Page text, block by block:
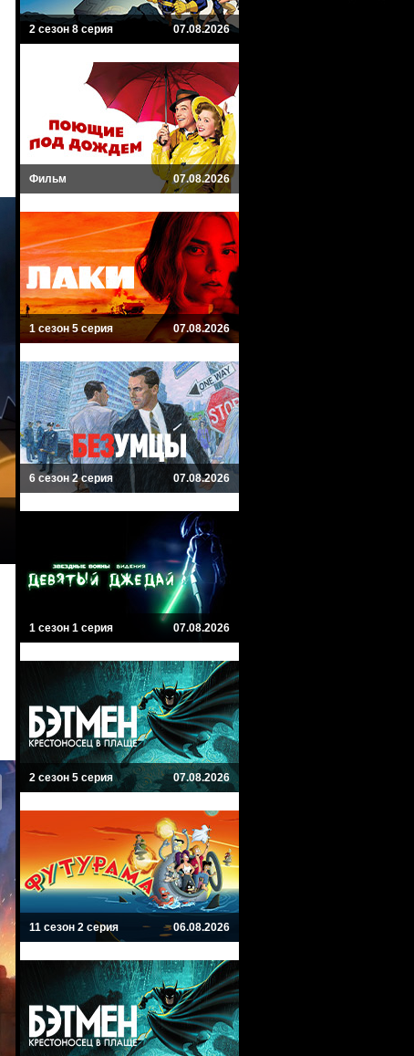
2 сезон 8 серия 07.08.2026
Фильм 07.08.2026
1 сезон 5 серия 07.08.2026
6 сезон 2 серия 07.08.2026
1 сезон 1 серия 07.08.2026
2 сезон 5 серия 07.08.2026
11 сезон 2 серия 06.08.2026